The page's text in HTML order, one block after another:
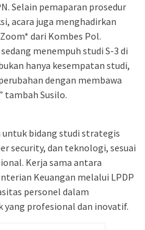
Selain pemaparan prosedur
acara juga menghadirkan
dari Kombes Pol.
menempuh studi S-3 di
hanya kesempatan studi,
dengan membawa
tambah Susilo.
untuk bidang studi strategis
security, dan teknologi, sesuai
Kerja sama antara
Keuangan melalui LPDP
personel dalam
yang profesional dan inovatif.